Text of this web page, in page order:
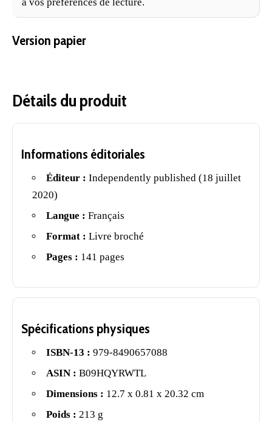
Version papier
Détails du produit
Informations éditoriales
Éditeur : Independently published (18 juillet
2020)
Langue : Français
Format : Livre broché
Pages : 141 pages
Spécifications physiques
ISBN-13 : 979-8490657088
ASIN : B09HQYRWTL
Dimensions : 12.7 x 0.81 x 20.32 cm
Poids : 213 g